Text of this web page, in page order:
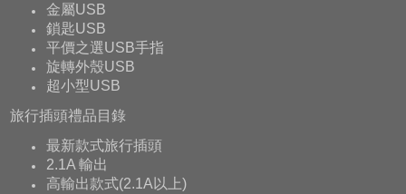
金屬USB
鎖匙USB
平價之選USB手指
旋轉外殼USB
超小型USB
旅行插頭禮品目錄
最新款式旅行插頭
2.1A 輸出
高輸出款式(2.1A以上)